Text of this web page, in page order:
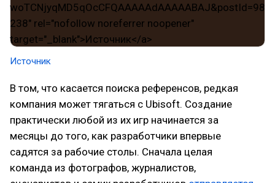
Источник
В том, что касается поиска референсов, редкая
компания может тягаться с Ubisoft. Создание
практически любой из их игр начинается за
месяцы до того, как разработчики впервые
садятся за рабочие столы. Сначала целая
команда из фотографов, журналистов,